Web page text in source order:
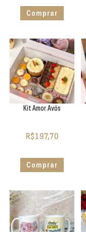
Comprar
Kit Amor Avós
R$197,70
Comprar